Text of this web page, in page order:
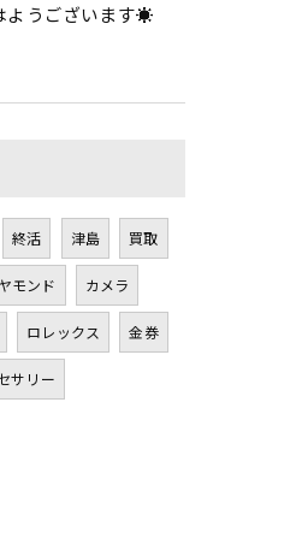
ようございます☀
終活 津島 買取
モンド カメラ
ロレックス 金券
サリー